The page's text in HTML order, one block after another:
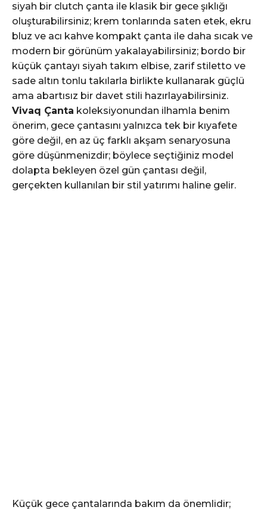
siyah bir clutch çanta ile klasik bir gece şıklığı
oluşturabilirsiniz; krem tonlarında saten etek, ekru
bluz ve acı kahve kompakt çanta ile daha sıcak ve
modern bir görünüm yakalayabilirsiniz; bordo bir
küçük çantayı siyah takım elbise, zarif stiletto ve
sade altın tonlu takılarla birlikte kullanarak güçlü
ama abartısız bir davet stili hazırlayabilirsiniz.
Vivaq Çanta koleksiyonundan ilhamla benim
önerim, gece çantasını yalnızca tek bir kıyafete
göre değil, en az üç farklı akşam senaryosuna
göre düşünmenizdir; böylece seçtiğiniz model
dolapta bekleyen özel gün çantası değil,
gerçekten kullanılan bir stil yatırımı haline gelir.
Küçük gece çantalarında bakım da önemlidir;